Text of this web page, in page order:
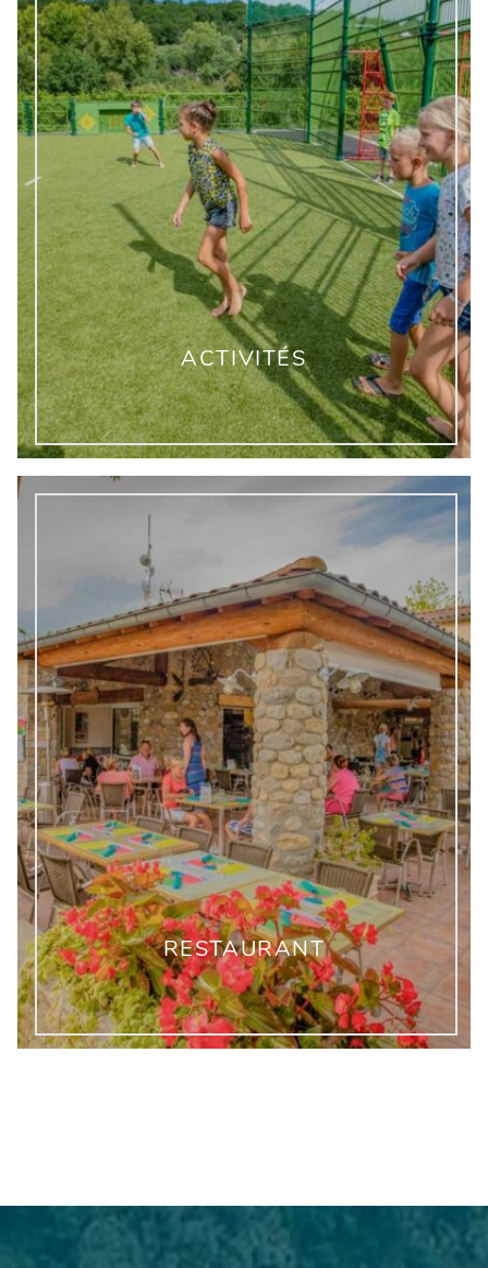
ACTIVITÉS
RESTAURANT